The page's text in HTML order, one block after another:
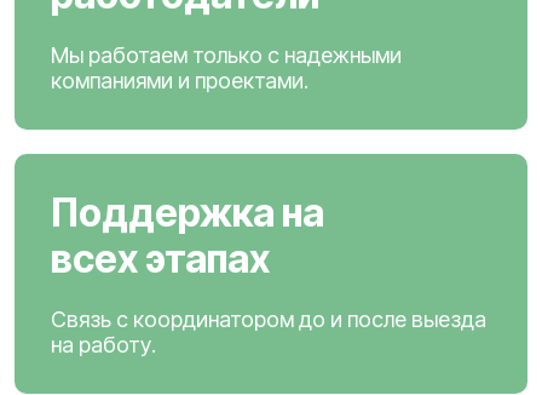
Мы работаем только с надежными
компаниями и проектами.
Поддержка на
всех этапах
Связь с координатором до и после выезда
на работу.